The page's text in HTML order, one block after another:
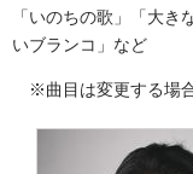
「いのちの歌」「大
いブランコ」など
※曲目は変更する場合